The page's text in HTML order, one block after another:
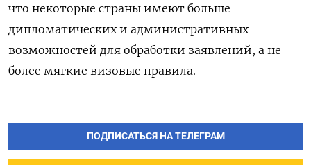
что некоторые страны имеют больше
дипломатических и административных
возможностей для обработки заявлений, а не
более мягкие визовые правила.
ПОДПИСАТЬСЯ НА ТЕЛЕГРАМ